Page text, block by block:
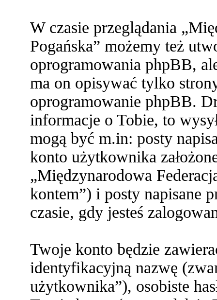
W czasie przeglądania
Pogańska” możemy też
oprogramowania phpBB,
ma on opisywać tylko
oprogramowanie phpBB.
informacje o Tobie, to
mogą być m.in: posty
konto użytkownika
„Międzynarodowa
kontem”) i posty napisane
czasie, gdy jesteś
Twoje konto będzie
identyfikacyjną nazwę
użytkownika”), osobiste